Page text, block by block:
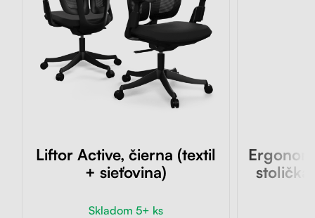
Liftor Active, čierna (textil
+ sieťovina)
Skladom 5+ ks
stolička